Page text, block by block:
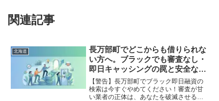
関連記事
北海道
長万部町でどこからも借りられな
い方へ。ブラックでも審査なし・
即日キャッシングの罠と安全な解
決策
【警告】長万部町でブラック即日融資の
検索は今すぐやめてください！審査が甘
い業者の正体は、あなたを破滅させる闇